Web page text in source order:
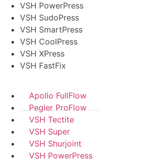
VSH PowerPress
VSH SudoPress
VSH SmartPress
VSH CoolPress
VSH XPress
VSH FastFix
Apollo FullFlow
Pegler ProFlow
VSH Tectite
VSH Super
VSH Shurjoint
VSH PowerPress